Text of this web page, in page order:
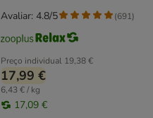
Preço individual 19,38 €
17,99 €
6,43 € / kg
17,09 €
Avaliar: 4.8/5 (691)